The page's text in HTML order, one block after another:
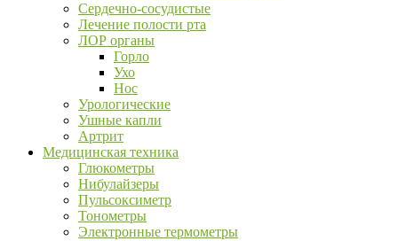
Сердечно-сосудистые
Лечение полости рта
ЛОР органы
Горло
Ухо
Нос
Урологические
Ушные капли
Артрит
Медицинская техника
Глюкометры
Нибулайзеры
Пульсоксиметр
Тонометры
Электронные термометры